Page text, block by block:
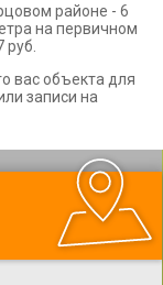
районе - 6
на первичном
вас объекта для
записи на